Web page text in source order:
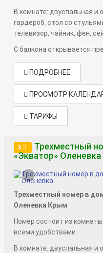
В комнате: двуспальная и
гардероб, стол со
телевизор, чайник, фен,
С балкона открывается
ПОДРОБНЕЕ
ПРОСМОТР
ТАРИФЫ
3
Трехместный
«Экватор» Оленевка
‹
Трехместный номер в
Оленевка Крым
Номер состоит из
всеми удобствами.
В комнате: двуспальная и